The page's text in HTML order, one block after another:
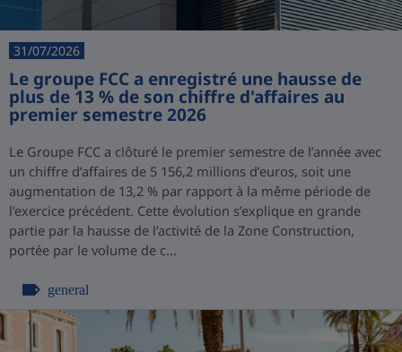
31/07/2026
Le groupe FCC a enregistré une hausse de
plus de 13 % de son chiffre d'affaires au
premier semestre 2026
Le Groupe FCC a clôturé le premier semestre de l’année avec
un chiffre d’affaires de 5 156,2 millions d’euros, soit une
augmentation de 13,2 % par rapport à la même période de
l’exercice précédent. Cette évolution s’explique en grande
partie par la hausse de l’activité de la Zone Construction,
portée par le volume de c...
general